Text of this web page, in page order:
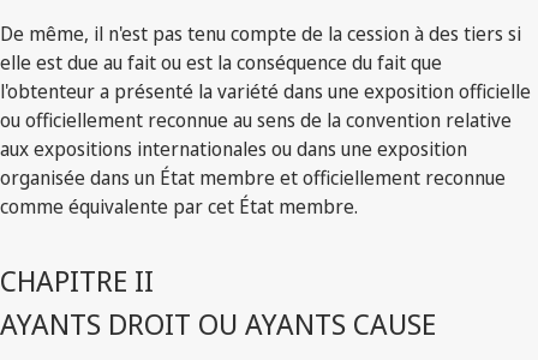
De même, il n'est pas tenu compte de la cession à des tiers si
elle est due au fait ou est la conséquence du fait que
l'obtenteur a présenté la variété dans une exposition officielle
ou officiellement reconnue au sens de la convention relative
aux expositions internationales ou dans une exposition
organisée dans un État membre et officiellement reconnue
comme équivalente par cet État membre.
CHAPITRE II
AYANTS DROIT OU AYANTS CAUSE